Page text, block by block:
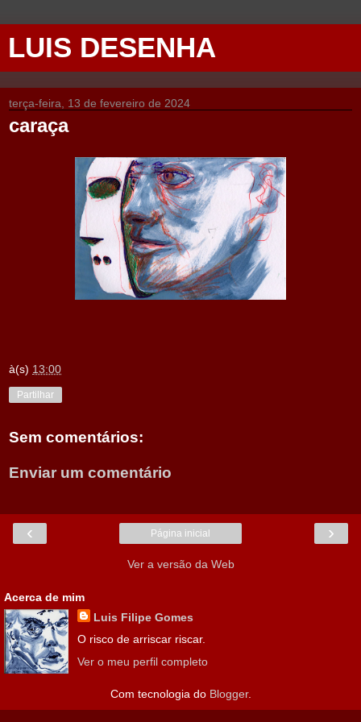
LUIS DESENHA
terça-feira, 13 de fevereiro de 2024
caraça
à(s) 13:00
Partilhar
Sem comentários:
Enviar um comentário
‹ ›
Página inicial
Ver a versão da Web
Acerca de mim
Luis Filipe Gomes
O risco de arriscar riscar.
Ver o meu perfil completo
Com tecnologia do Blogger.